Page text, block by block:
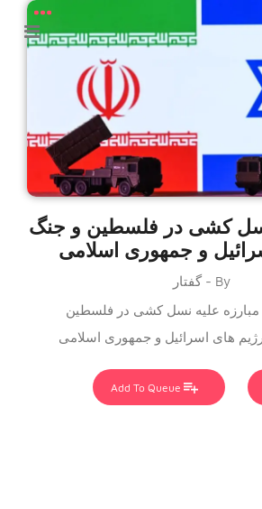
نسل کشی در فلسطین و جنگ
و جمهوری اسلامی
By - گفتار
مبارزه علیه نسل کشی در فلسطین
های اسرائیل و جمهوری اسلامی